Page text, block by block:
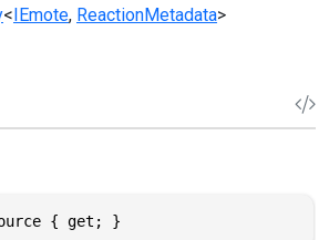
< IEmote, ReactionMetadata>
{ get; }